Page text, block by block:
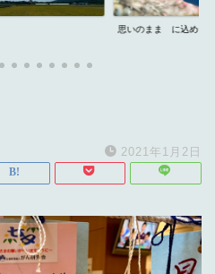
思いのまま に込めた
2021年1月2日